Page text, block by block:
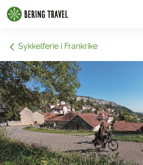
1
Sykkelferie i Frankrike